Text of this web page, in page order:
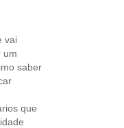
vai
um
saber
que